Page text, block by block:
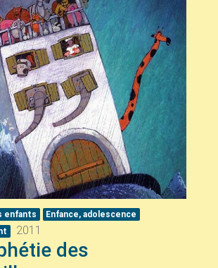
enfants
Enfance, adolescence
2011
des